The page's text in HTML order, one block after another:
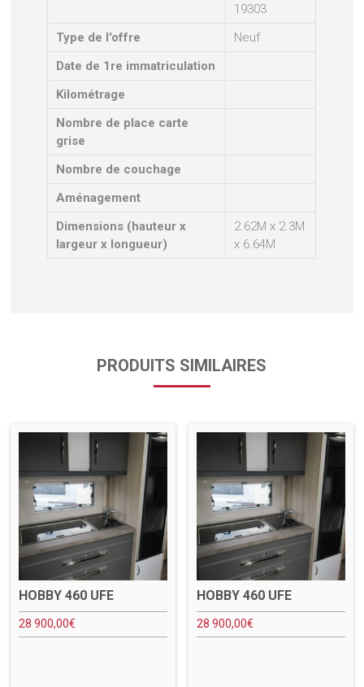
19303
Type de l'offre
Neuf
Date de 1re immatriculation
Kilométrage
Nombre de place carte
grise
Nombre de couchage
Aménagement
Dimensions (hauteur x
largeur x longueur)
2.62M x 2.3M
x 6.64M
PRODUITS SIMILAIRES
HOBBY 460 UFE
28 900,00€
HOBBY 460 UFE
28 900,00€